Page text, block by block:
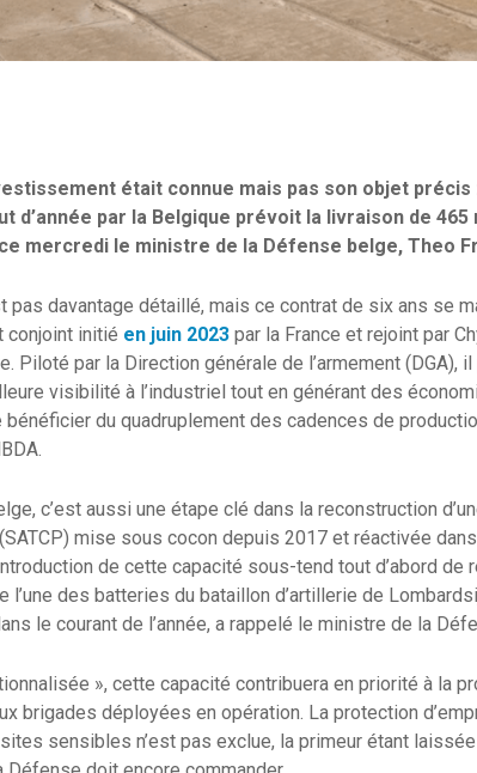
était connue mais pas son objet
d’année par la Belgique prévoit la livraison de 465
mercredi le ministre de la Défense belge, Theo
pas davantage détaillé, mais ce contrat de six ans se
conjoint initié en juin 2023 par la France et rejoint par
Piloté par la Direction générale de l’armement (DGA),
visibilité à l’industriel tout en générant des
du quadruplement des cadences de
c’est aussi une étape clé dans la reconstruction
mise sous cocon depuis 2017 et réactivée
de cette capacité sous-tend tout d’abord de
l’une des batteries du bataillon d’artillerie de
le courant de l’année, a rappelé le ministre de la
», cette capacité contribuera en priorité à la
brigades déployées en opération. La protection
sensibles n’est pas exclue, la primeur étant